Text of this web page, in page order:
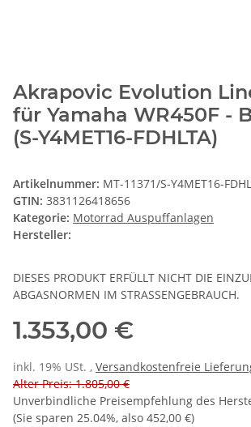
Akrapovic Evolution
für Yamaha WR450F -
(S-Y4MET16-FDHLTA)
Artikelnummer: MT-11371/S-Y4MET16-
GTIN: 3831126418656
Kategorie: Motorrad Auspuffanlagen
Hersteller:
DIESES PRODUKT ERFÜLLT NICHT DIE
ABGASNORMEN IM STRASSENGEBRAUCH.
1.353,00 €
inkl. 19% USt. , Versandkostenfreie
Alter Preis: 1.805,00 €
Unverbindliche Preisempfehlung des
(Sie sparen 25.04%, also 452,00 €)